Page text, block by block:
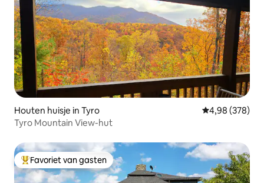
Houten huisje in Tyro Gemiddelde
4,98 (378)
Tyro Mountain View-hut
Topfavoriet van gasten
Favoriet van gasten